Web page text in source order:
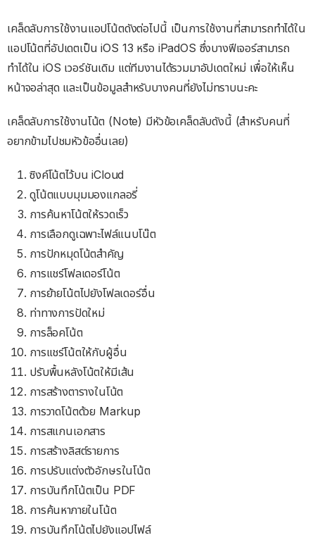
เคล็ดลับการใช้งานแอปโน้ตดังต่อไปนี้ เป็นการใช้งานที่สามารถทำได้ใน
แอปโน้ตที่อัปเดตเป็น iOS 13 หรือ iPadOS ซึ่งบางฟีเจอร์สามารถ
ทำได้ใน iOS เวอร์ชันเดิม แต่ทีมงานได้รวมมาอัปเดตใหม่ เพื่อให้เห็น
หน้าจอล่าสุด และเป็นข้อมูลสำหรับบางคนที่ยังไม่ทราบนะคะ
เคล็ดลับการใช้งานโน้ต (Note) มีหัวข้อเคล็ดลับดังนี้ (สำหรับคนที่
อยากข้ามไปชมหัวข้ออื่นเลย)
ซิงค์โน้ตไว้บน iCloud
ดูโน้ตแบบมุมมองแกลอรี่
การค้นหาโน้ตให้รวดเร็ว
การเลือกดูเฉพาะไฟล์แนบโน๊ต
การปักหมุดโน้ตสำคัญ
การแชร์โฟลเดอร์โน้ต
การย้ายโน้ตไปยังโฟลเดอร์อื่น
ท่าทางการปัดใหม่
การล็อคโน้ต
การแชร์โน้ตให้กับผู้อื่น
ปรับพื้นหลังโน้ตให้มีเส้น
การสร้างตารางในโน้ต
การวาดโน้ตด้วย Markup
การสแกนเอกสาร
การสร้างลิสต์รายการ
การปรับแต่งตัวอักษรในโน้ต
การบันทึกโน้ตเป็น PDF
การค้นหาภายในโน้ต
การบันทึกโน้ตไปยังแอปไฟล์